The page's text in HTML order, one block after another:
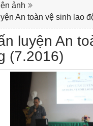
ảnh
An toàn vệ sinh lao
luyện An
(7.2016)